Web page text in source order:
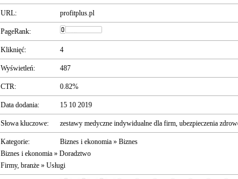
URL: profitplus.pl
PageRank:
Kliknięć: 4
Wyświetleń: 487
CTR: 0.82%
Data dodania: 15 10 2019
Słowa kluczowe: zestawy medyczne indywidualne dla firm, ubezpieczenia
Kategorie: Biznes i ekonomia » Biznes
Biznes i ekonomia » Doradztwo
Firmy, branże » Usługi